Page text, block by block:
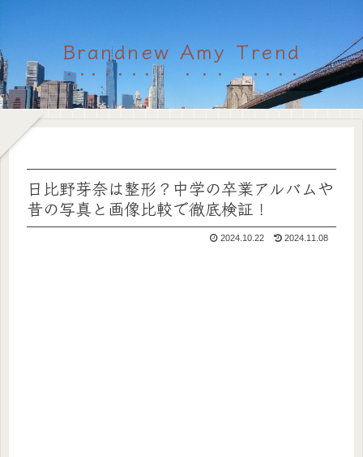
Brandnew Amy Trend
日比野芽奈は整形？中学の卒業アルバムや
昔の写真と画像比較で徹底検証！
2024.10.22 2024.11.08